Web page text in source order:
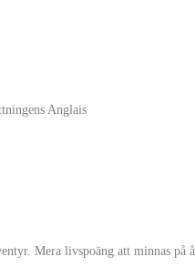
Anglais
Mera livspoäng att minnas på